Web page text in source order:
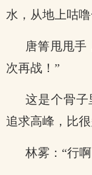
水，从地上咕
唐箐甩甩手
次再战！”
这是个骨
追求高峰，比
林雾：“行